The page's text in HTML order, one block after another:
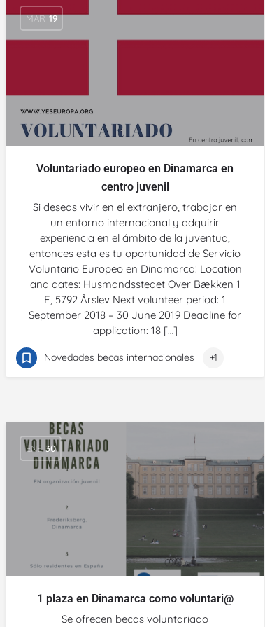
MAR 19
Voluntariado europeo en Dinamarca en
centro juvenil
Si deseas vivir en el extranjero, trabajar en
un entorno internacional y adquirir
experiencia en el ámbito de la juventud,
entonces esta es tu oportunidad de Servicio
Voluntario Europeo en Dinamarca! Location
and dates: Husmandsstedet Over Bækken 1
E, 5792 Årslev Next volunteer period: 1
September 2018 – 30 June 2019 Deadline for
application: 18 […]
Novedades becas internacionales +1
ENE 30
1 plaza en Dinamarca como voluntari@
Se ofrecen becas voluntariado